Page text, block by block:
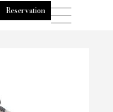
Reservation